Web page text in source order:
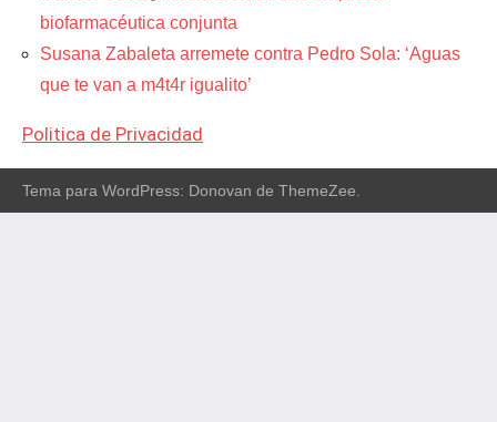
biofarmacéutica conjunta
Susana Zabaleta arremete contra Pedro Sola: ‘Aguas
que te van a m4t4r igualito’
Politica de Privacidad
Tema para WordPress: Donovan de ThemeZee.